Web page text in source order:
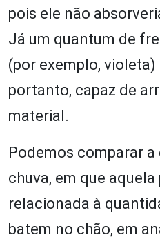
pois ele não
Já um quantum de
(por exemplo,
portanto, capaz de
material.
Podemos comparar
chuva, em que
relacionada à
batem no chão, em